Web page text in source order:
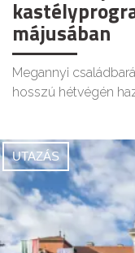
májusában
Megannyi
hosszú hétvégén
UTAZÁS